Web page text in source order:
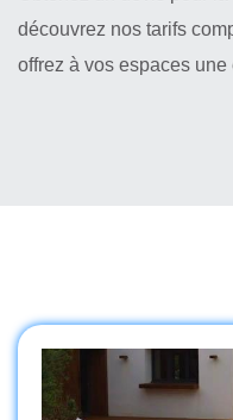
découvrez nos tarifs
offrez à vos espaces